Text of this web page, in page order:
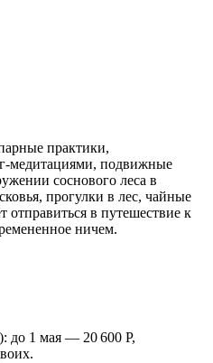
практики,
медитациями, подвижные
соснового леса в
прогулки в лес, чайные
в путешествие к
ничем.
до 1 мая — 20 600 Р,